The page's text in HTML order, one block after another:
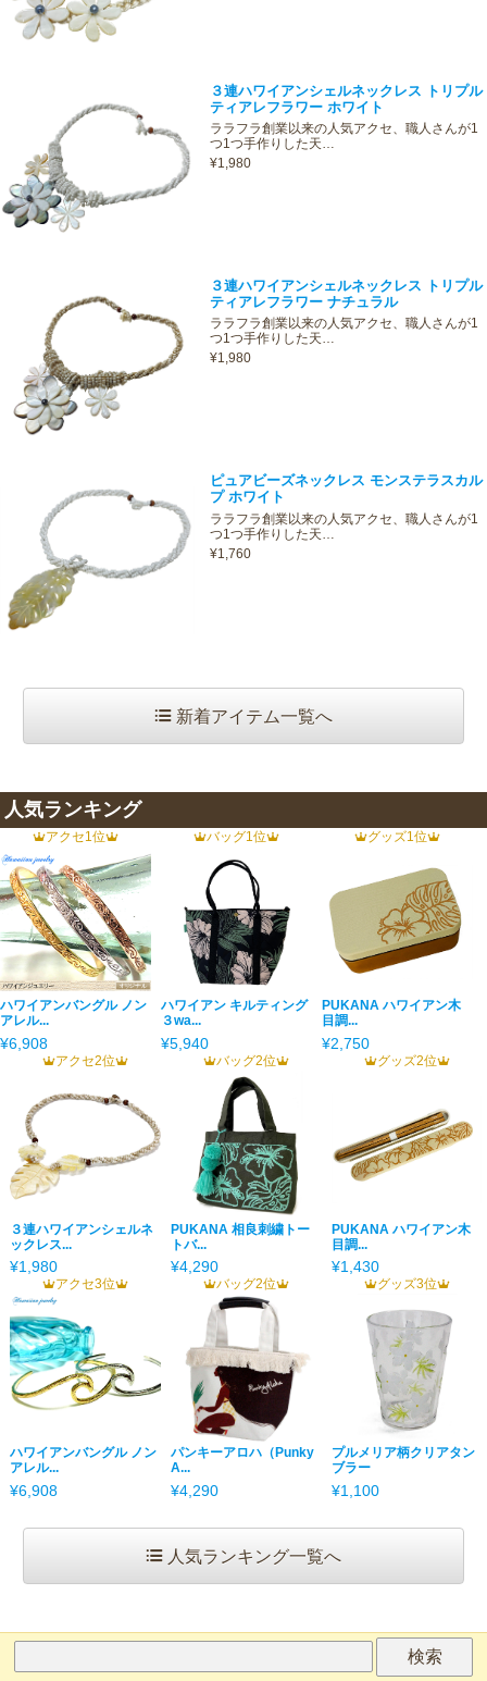
３連ハワイアンシェルネックレス トリプル
ティアレフラワー ホワイト
ララフラ創業以来の人気アクセ、職人さんが1
つ1つ手作りした天…
¥1,980
３連ハワイアンシェルネックレス トリプル
ティアレフラワー ナチュラル
ララフラ創業以来の人気アクセ、職人さんが1
つ1つ手作りした天…
¥1,980
ピュアビーズネックレス モンステラスカル
プ ホワイト
ララフラ創業以来の人気アクセ、職人さんが1
つ1つ手作りした天…
¥1,760
新着アイテム一覧へ
人気ランキング
アクセ1位
ハワイアンバングル ノン
アレル...
¥6,908
バッグ1位
ハワイアン キルティング
３wa...
¥5,940
グッズ1位
PUKANA ハワイアン木
目調...
¥2,750
アクセ2位
３連ハワイアンシェルネ
ックレス...
¥1,980
バッグ2位
PUKANA 相良刺繍トー
トバ...
¥4,290
グッズ2位
PUKANA ハワイアン木
目調...
¥1,430
アクセ3位
ハワイアンバングル ノン
アレル...
¥6,908
バッグ2位
パンキーアロハ（Punky
A...
¥4,290
グッズ3位
プルメリア柄クリアタン
ブラー
¥1,100
人気ランキング一覧へ